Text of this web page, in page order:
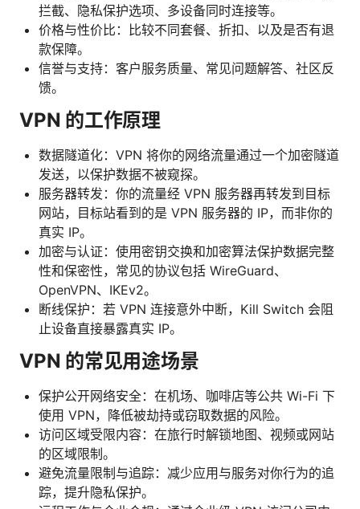
拦截、隐私保护选项、多设备同时连接等。
价格与性价比：比较不同套餐、折扣、以及是否有退
款保障。
信誉与支持：客户服务质量、常见问题解答、社区反
馈。
VPN 的工作原理
数据隧道化：VPN 将你的网络流量通过一个加密隧道
发送，以保护数据不被窥探。
服务器转发：你的流量经 VPN 服务器再转发到目标
网站，目标站看到的是 VPN 服务器的 IP，而非你的
真实 IP。
加密与认证：使用密钥交换和加密算法保护数据完整
性和保密性，常见的协议包括 WireGuard、
OpenVPN、IKEv2。
断线保护：若 VPN 连接意外中断，Kill Switch 会阻
止设备直接暴露真实 IP。
VPN 的常见用途场景
保护公开网络安全：在机场、咖啡店等公共 Wi-Fi 下
使用 VPN，降低被劫持或窃取数据的风险。
访问区域受限内容：在旅行时解锁地图、视频或网站
的区域限制。
避免流量限制与追踪：减少应用与服务对你行为的追
踪，提升隐私保护。